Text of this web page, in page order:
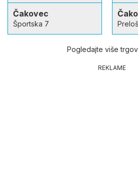
Čakovec
Športska 7
Pogledajte više
REKLAME